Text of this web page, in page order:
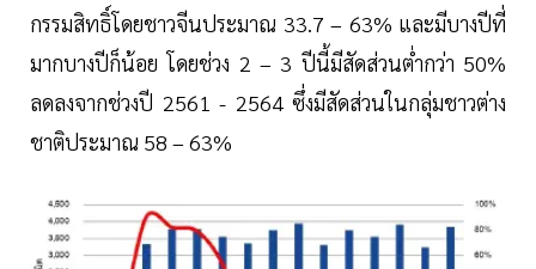
กรรมสิทธิ์โดยชาวจีนประมาณ 33.7 – 63% และมีบางปีที่
มากบางปีก็น้อย โดยช่วง 2 – 3 ปีนี้มีสัดส่วนต่ำกว่า 50%
ลดลงจากช่วงปี 2561 - 2564 ซึ่งมีสัดส่วนในกลุ่มชาวต่าง
ชาติประมาณ 58 – 63%